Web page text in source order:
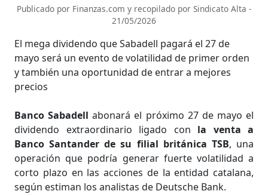
Publicado por Finanzas.com y recopilado por Sindicato Alta -
21/05/2026
El mega dividendo que Sabadell pagará el 27 de
mayo será un evento de volatilidad de primer orden
y también una oportunidad de entrar a mejores
precios
Banco Sabadellabonará el próximo 27 de mayo el
dividendo extraordinario ligado con la venta a
Banco Santander de su filial británica TSB, una
operación que podría generar fuerte volatilidad a
corto plazo en las acciones de la entidad catalana,
según estiman los analistas de Deutsche Bank.